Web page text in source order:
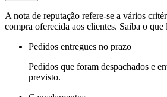
A nota de reputação refere-se a vários
compra oferecida aos clientes. Saiba o que
Pedidos entregues no prazo
Pedidos que foram despachados e
previsto.